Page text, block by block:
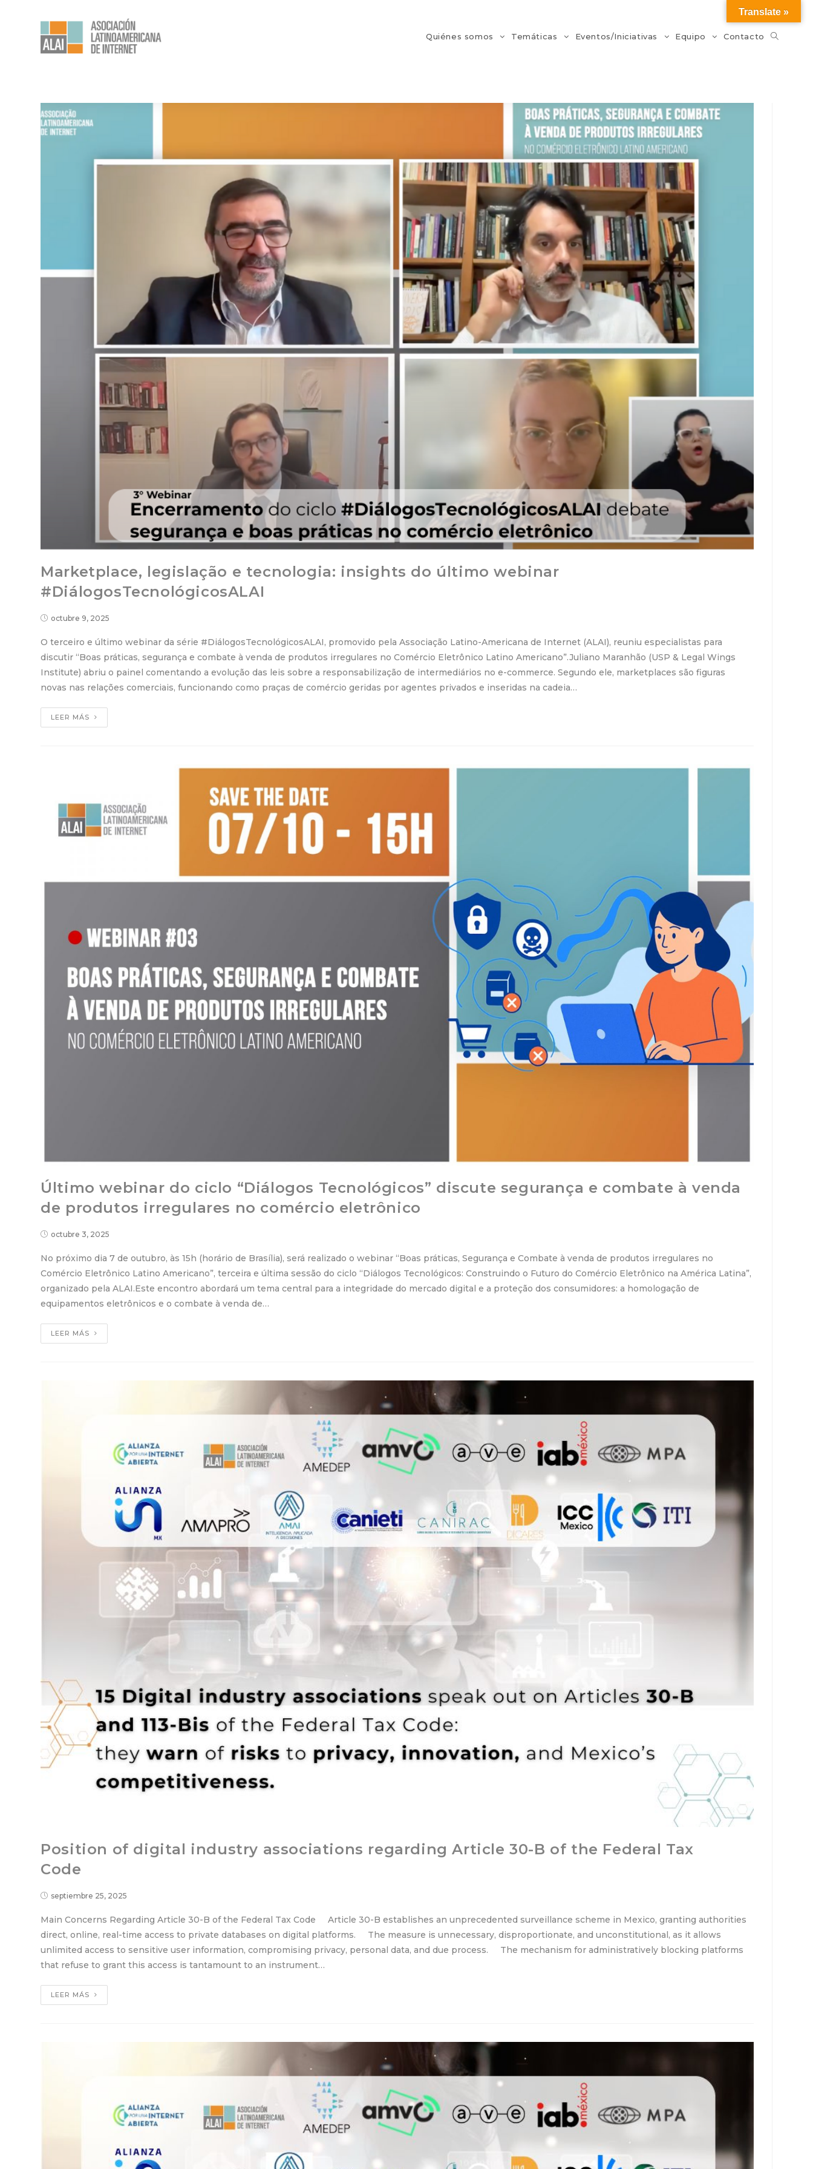
Quiénes somos Temáticas Eventos/Iniciativas Equipo Contacto
Marketplace, legislação e tecnologia: insights do último webinar
#DiálogosTecnológicosALAI
octubre 9, 2025
O terceiro e último webinar da série #DiálogosTecnológicosALAI, promovido pela Associação Latino-Americana de Internet (ALAI), reuniu especialistas para
discutir “Boas práticas, segurança e combate à venda de produtos irregulares no Comércio Eletrônico Latino Americano”.Juliano Maranhão (USP & Legal Wings
Institute) abriu o painel comentando a evolução das leis sobre a responsabilização de intermediários no e-commerce. Segundo ele, marketplaces são figuras
novas nas relações comerciais, funcionando como praças de comércio geridas por agentes privados e inseridas na cadeia…
LEER MÁS
Último webinar do ciclo “Diálogos Tecnológicos” discute segurança e combate à venda
de produtos irregulares no comércio eletrônico
octubre 3, 2025
No próximo dia 7 de outubro, às 15h (horário de Brasília), será realizado o webinar “Boas práticas, Segurança e Combate à venda de produtos irregulares no
Comércio Eletrônico Latino Americano”, terceira e última sessão do ciclo “Diálogos Tecnológicos: Construindo o Futuro do Comércio Eletrônico na América Latina”,
organizado pela ALAI.Este encontro abordará um tema central para a integridade do mercado digital e a proteção dos consumidores: a homologação de
equipamentos eletrônicos e o combate à venda de…
LEER MÁS
Position of digital industry associations regarding Article 30-B of the Federal Tax
Code
septiembre 25, 2025
Main Concerns Regarding Article 30-B of the Federal Tax Code Article 30-B establishes an unprecedented surveillance scheme in Mexico, granting authorities
direct, online, real-time access to private databases on digital platforms. The measure is unnecessary, disproportionate, and unconstitutional, as it allows
unlimited access to sensitive user information, compromising privacy, personal data, and due process. The mechanism for administratively blocking platforms
that refuse to grant this access is tantamount to an instrument…
LEER MÁS
Translate »